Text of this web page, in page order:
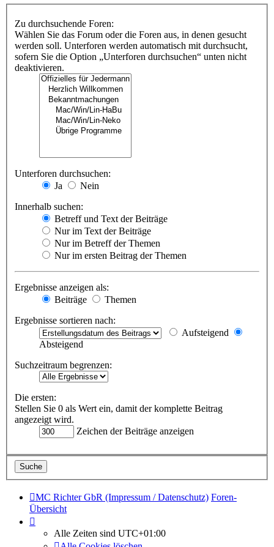
Zu durchsuchende Foren:
Wählen Sie das Forum oder die Foren aus, in denen gesucht
werden soll. Unterforen werden automatisch mit durchsucht,
sofern Sie die Option „Unterforen durchsuchen“ unten nicht
deaktivieren.
Unterforen durchsuchen:
Ja
Nein
Innerhalb suchen:
Betreff und Text der Beiträge
Nur im Text der Beiträge
Nur im Betreff der Themen
Nur im ersten Beitrag der Themen
Ergebnisse anzeigen als:
Beiträge
Themen
Ergebnisse sortieren nach:
Aufsteigend
Absteigend
Suchzeitraum begrenzen:
Die ersten:
Stellen Sie 0 als Wert ein, damit der komplette Beitrag
angezeigt wird.
Zeichen der Beiträge anzeigen
MC Richter GbR (Impressum / Datenschutz) Foren-
Übersicht
Alle Zeiten sind UTC+01:00